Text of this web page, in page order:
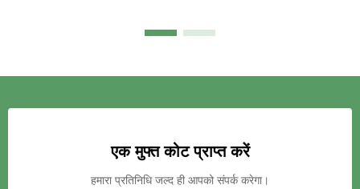
एक मुफ्त कोट प्राप्त करें
हमारा प्रतिनिधि जल्द ही आपको संपर्क करेगा।